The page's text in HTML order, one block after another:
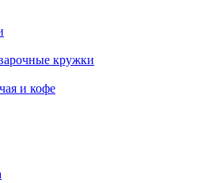
кружки
и кофе